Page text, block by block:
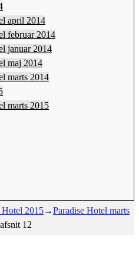
april 2014
februar 2014
januar 2014
maj 2014
marts 2014
marts 2015
Hotel 2015→Paradise Hotel marts
12